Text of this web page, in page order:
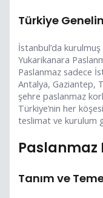
Türkiye
İstanbul’da
Yukarikanara
Paslanmaz sadece
Antalya, Gaziantep,
şehre paslanmaz
Türkiye’nin her
teslimat ve kurulum
Paslanmaz
Tanım ve